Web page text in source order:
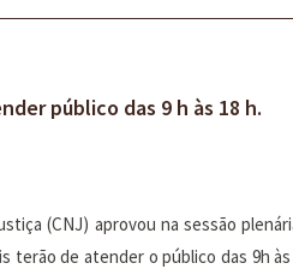
público das 9 h às 18 h.
(CNJ) aprovou na sessão
terão de atender o público das 9h